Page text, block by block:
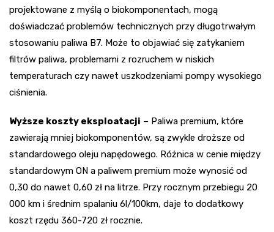
projektowane z myślą o biokomponentach, mogą
doświadczać problemów technicznych przy długotrwałym
stosowaniu paliwa B7. Może to objawiać się zatykaniem
filtrów paliwa, problemami z rozruchem w niskich
temperaturach czy nawet uszkodzeniami pompy wysokiego
ciśnienia.
Wyższe koszty eksploatacji – Paliwa premium, które
zawierają mniej biokomponentów, są zwykle droższe od
standardowego oleju napędowego. Różnica w cenie między
standardowym ON a paliwem premium może wynosić od
0,30 do nawet 0,60 zł na litrze. Przy rocznym przebiegu 20
000 km i średnim spalaniu 6l/100km, daje to dodatkowy
koszt rzędu 360-720 zł rocznie.